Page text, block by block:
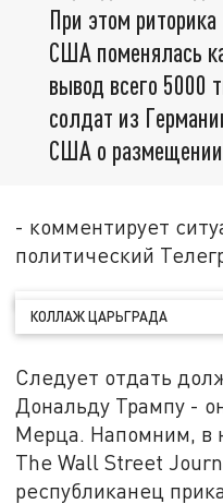
При этом
США поменялась
вывод всего 5000
солдат из
США о размещении
- комментирует
политический
КОЛЛАЖ ЦАРЬГРАДА
Следует отдать
Дональду Трампу -
Мерца. Напомним, в
The Wall Street
республиканец